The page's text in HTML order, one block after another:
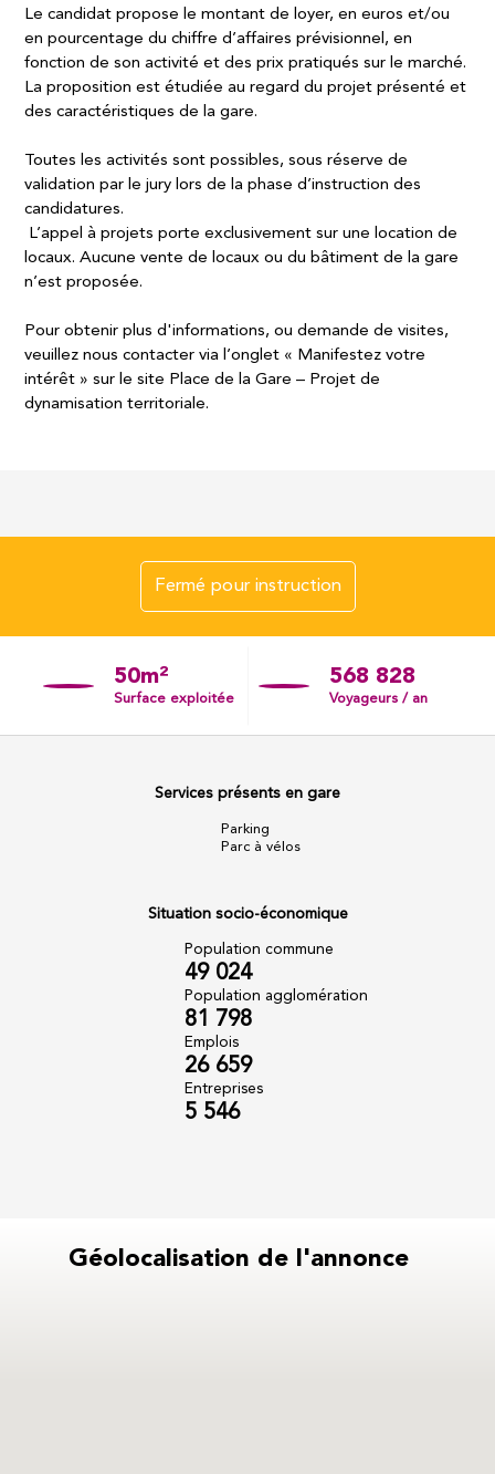
Le candidat propose le montant de loyer, en euros et/ou
en pourcentage du chiffre d’affaires prévisionnel, en
fonction de son activité et des prix pratiqués sur le marché.
La proposition est étudiée au regard du projet présenté et
des caractéristiques de la gare. ​
Toutes les activités sont possibles, sous réserve de
validation par le jury lors de la phase d’instruction des
candidatures. ​
L’appel à projets porte exclusivement sur une location de
locaux. Aucune vente de locaux ou du bâtiment de la gare
n’est proposée.​
Pour obtenir plus d'informations, ou demande de visites,
veuillez nous contacter via l’onglet « Manifestez votre
intérêt » sur le site Place de la Gare – Projet de
dynamisation territoriale.
Fermé pour instruction
50m²
Surface exploitée
568 828
Voyageurs / an
Services présents en gare
Parking
Parc à vélos
Situation socio-économique
Population commune
49 024
Population agglomération
81 798
Emplois
26 659
Entreprises
5 546
Géolocalisation de l'annonce